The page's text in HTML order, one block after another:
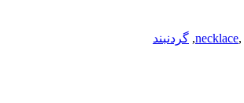
necklace,
, گردنبند